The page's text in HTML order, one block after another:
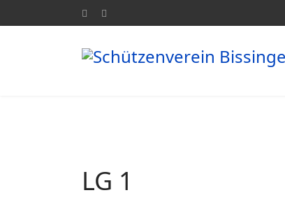
LG 1